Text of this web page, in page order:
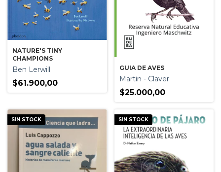
NATURE'S TINY
CHAMPIONS
Ben Lerwill
$61.900,00
GUIA DE AVES
Martin - Claver
$25.000,00
SIN STOCK SIN STOCK